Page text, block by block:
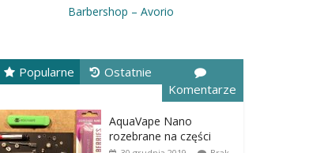
Barbershop – Avorio
Popularne
Ostatnie
Komentarze
AquaVape Nano
rozebrane na części